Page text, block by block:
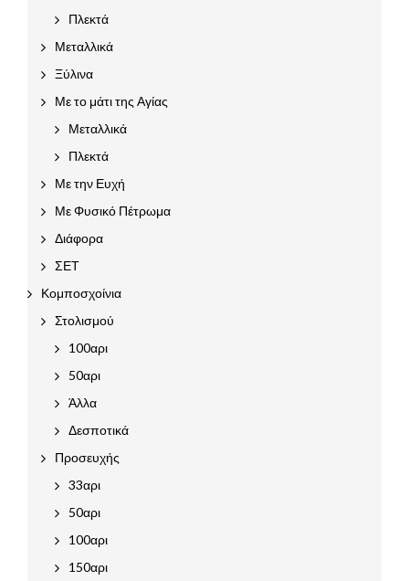
Πλεκτά
Μεταλλικά
Ξύλινα
Με το μάτι της Αγίας
Μεταλλικά
Πλεκτά
Με την Ευχή
Με Φυσικό Πέτρωμα
Διάφορα
ΣΕΤ
Κομποσχοίνια
Στολισμού
100αρι
50αρι
Άλλα
Δεσποτικά
Προσευχής
33αρι
50αρι
100αρι
150αρι